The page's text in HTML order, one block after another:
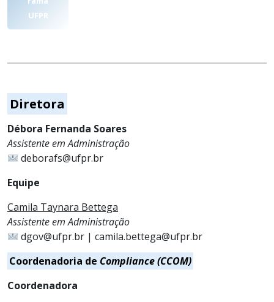
UFPR
Diretora
Débora Fernanda Soares
Assistente em Administração
deborafs@ufpr.br
Equipe
Camila Taynara Bettega
Assistente em Administração
dgov@ufpr.br | camila.bettega@ufpr.br
Coordenadoria de Compliance (CCOM)
Coordenadora